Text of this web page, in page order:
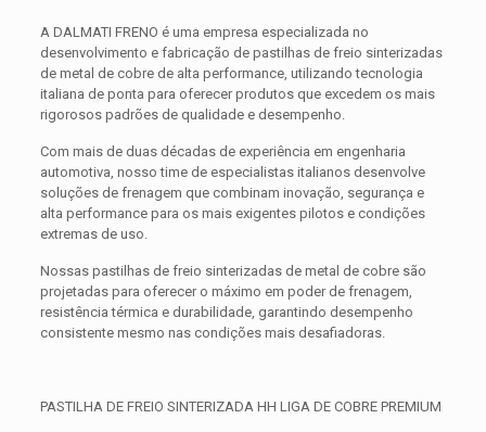
A DALMATI FRENO é uma empresa especializada no
desenvolvimento e fabricação de pastilhas de freio sinterizadas
de metal de cobre de alta performance, utilizando tecnologia
italiana de ponta para oferecer produtos que excedem os mais
rigorosos padrões de qualidade e desempenho.
Com mais de duas décadas de experiência em engenharia
automotiva, nosso time de especialistas italianos desenvolve
soluções de frenagem que combinam inovação, segurança e
alta performance para os mais exigentes pilotos e condições
extremas de uso.
Nossas pastilhas de freio sinterizadas de metal de cobre são
projetadas para oferecer o máximo em poder de frenagem,
resistência térmica e durabilidade, garantindo desempenho
consistente mesmo nas condições mais desafiadoras.
PASTILHA DE FREIO SINTERIZADA HH LIGA DE COBRE PREMIUM